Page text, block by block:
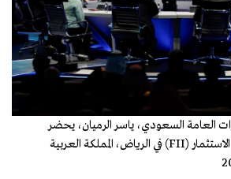
العامة السعودي، ياسر الرميان، يحضر
فعاليات مبادرة مستقبل الاستثمار (FII) في الرياض، المملكة العربية